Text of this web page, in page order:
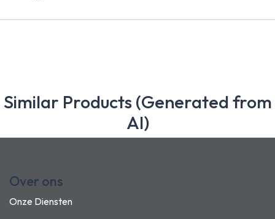
Similar Products (Generated from
AI)
Over ons
Onze Diensten